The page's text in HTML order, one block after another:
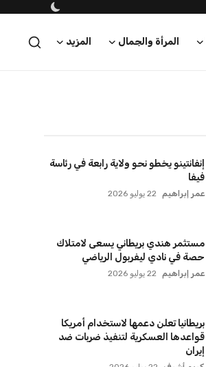
المرأة والجمال المزيد
إنفانتينو يخطو نحو ولاية رابعة في رئاسة
فيفا
عمر إبراهيم 22 يوليو 2026
مستثمر هندي بريطاني يسعى لامتلاك
حصة في نادي ليفربول الرياضي
عمر إبراهيم 22 يوليو 2026
بريطانيا تعلن دعمها لاستخدام أمريكا
قواعدها العسكرية لتنفيذ ضربات ضد
إيران